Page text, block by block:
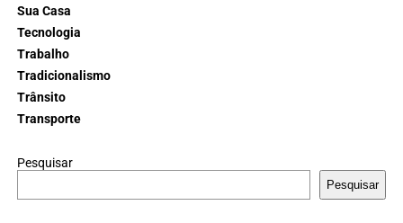
Sua Casa
Tecnologia
Trabalho
Tradicionalismo
Trânsito
Transporte
Pesquisar
Pesquisar